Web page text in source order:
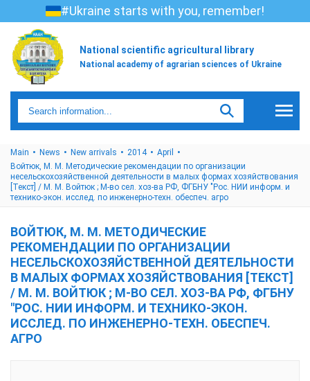
#Ukraine starts with you, remember!
National scientific agricultural library
National academy of agrarian sciences of Ukraine
Main News New arrivals 2014
April
Войтюк, М. М. Методические рекомендации по организации
несельскохозяйственной деятельности в малых формах хозяйствования
[Текст] / М. М. Войтюк ; М-во сел. хоз-ва РФ, ФГБНУ "Рос. НИИ информ. и
технико-экон. исслед. по инженерно-техн. обеспеч. агро
ВОЙТЮК, М. М. МЕТОДИЧЕСКИЕ
РЕКОМЕНДАЦИИ ПО ОРГАНИЗАЦИИ
НЕСЕЛЬСКОХОЗЯЙСТВЕННОЙ ДЕЯТЕЛЬНОСТИ
В МАЛЫХ ФОРМАХ ХОЗЯЙСТВОВАНИЯ [ТЕКСТ]
/ М. М. ВОЙТЮК ; М-ВО СЕЛ. ХОЗ-ВА РФ, ФГБНУ
"РОС. НИИ ИНФОРМ. И ТЕХНИКО-ЭКОН.
ИССЛЕД. ПО ИНЖЕНЕРНО-ТЕХН. ОБЕСПЕЧ.
АГРО